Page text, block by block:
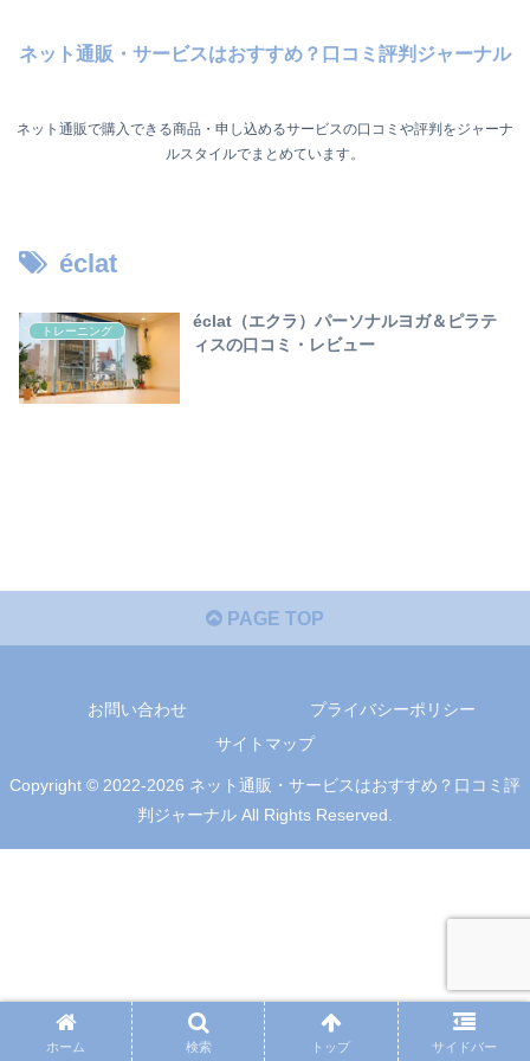
ネット通販・サービスはおすすめ？口コミ評判ジャーナル
ネット通販で購入できる商品・申し込めるサービスの口コミや評判をジャーナ
ルスタイルでまとめています。
éclat
トレーニング
éclat（エクラ）パーソナルヨガ＆ピラテ
ィスの口コミ・レビュー
PAGE TOP
お問い合わせ
プライバシーポリシー
サイトマップ
Copyright © 2022-2026 ネット通販・サービスはおすすめ？口コミ評
判ジャーナル All Rights Reserved.
ホーム 検索 トップ サイドバー